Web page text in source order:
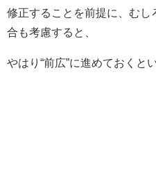
修正することを前提に、む
合も考慮すると、
やはり“前広”に進めておくと